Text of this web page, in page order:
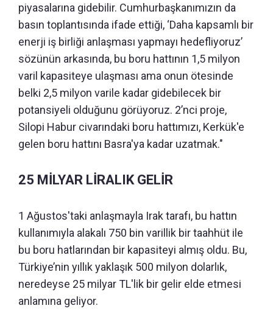
piyasalarına gidebilir. Cumhurbaşkanımızın da
basın toplantısında ifade ettiği, ‘Daha kapsamlı bir
enerji iş birliği anlaşması yapmayı hedefliyoruz’
sözünün arkasında, bu boru hattının 1,5 milyon
varil kapasiteye ulaşması ama onun ötesinde
belki 2,5 milyon varile kadar gidebilecek bir
potansiyeli olduğunu görüyoruz. 2’nci proje,
Silopi Habur civarındaki boru hattımızı, Kerkük'e
gelen boru hattını Basra'ya kadar uzatmak."
25 MİLYAR LİRALIK GELİR
1 Ağustos'taki anlaşmayla Irak tarafı, bu hattın
kullanımıyla alakalı 750 bin varillik bir taahhüt ile
bu boru hatlarından bir kapasiteyi almış oldu. Bu,
Türkiye’nin yıllık yaklaşık 500 milyon dolarlık,
neredeyse 25 milyar TL'lik bir gelir elde etmesi
anlamına geliyor.